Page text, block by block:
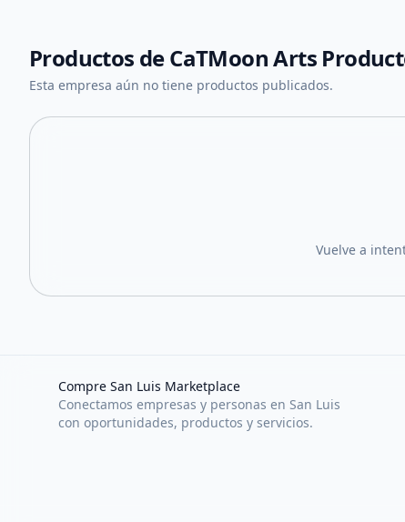
Productos deCaTMoon Arts
Esta empresa aún no tiene productos publicados.
Vuelve a
Compre San Luis Marketplace
Conectamos empresas y personas en San Luis
con oportunidades, productos y servicios.